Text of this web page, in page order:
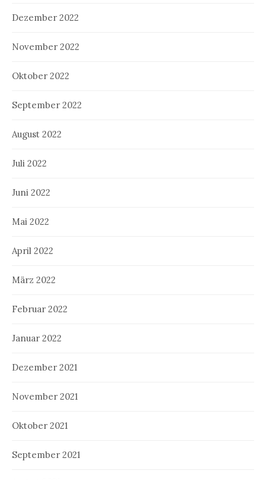
Dezember 2022
November 2022
Oktober 2022
September 2022
August 2022
Juli 2022
Juni 2022
Mai 2022
April 2022
März 2022
Februar 2022
Januar 2022
Dezember 2021
November 2021
Oktober 2021
September 2021